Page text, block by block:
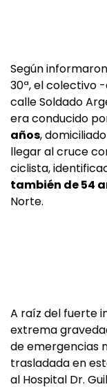
Según
30ª, el colectivo
calle Soldado
era conducido
años,
llegar al cruce
ciclista,
también de 54
Norte.
A raíz del fuerte
extrema
de emergencias
trasladada en
al Hospital Dr.